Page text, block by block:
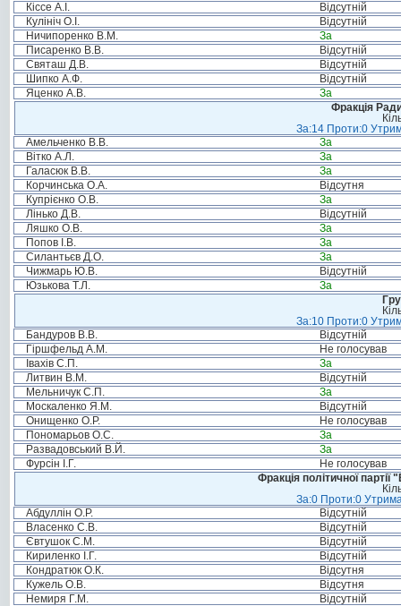
Кіссе А.І.
Відсутній
Кулініч О.І.
Відсутній
Ничипоренко В.М.
За
Писаренко В.В.
Відсутній
Святаш Д.В.
Відсутній
Шипко А.Ф.
Відсутній
Яценко А.В.
За
Фракція
За:14 Проти:0
Амельченко В.В.
За
Вітко А.Л.
За
Галасюк В.В.
За
Корчинська О.А.
Відсутня
Купрієнко О.В.
За
Лінько Д.В.
Відсутній
Ляшко О.В.
За
Попов І.В.
За
Силантьєв Д.О.
За
Чижмарь Ю.В.
Відсутній
Юзькова Т.Л.
За
За:10 Проти:0
Бандуров В.В.
Відсутній
Гіршфельд А.М.
Не голосував
Івахів С.П.
За
Литвин В.М.
Відсутній
Мельничук С.П.
За
Москаленко Я.М.
Відсутній
Онищенко О.Р.
Не голосував
Пономарьов О.С.
За
Развадовський В.Й.
За
Фурсін І.Г.
Не голосував
Фракція політичної
За:0 Проти:0
Абдуллін О.Р.
Відсутній
Власенко С.В.
Відсутній
Євтушок С.М.
Відсутній
Кириленко І.Г.
Відсутній
Кондратюк О.К.
Відсутня
Кужель О.В.
Відсутня
Немиря Г.М.
Відсутній